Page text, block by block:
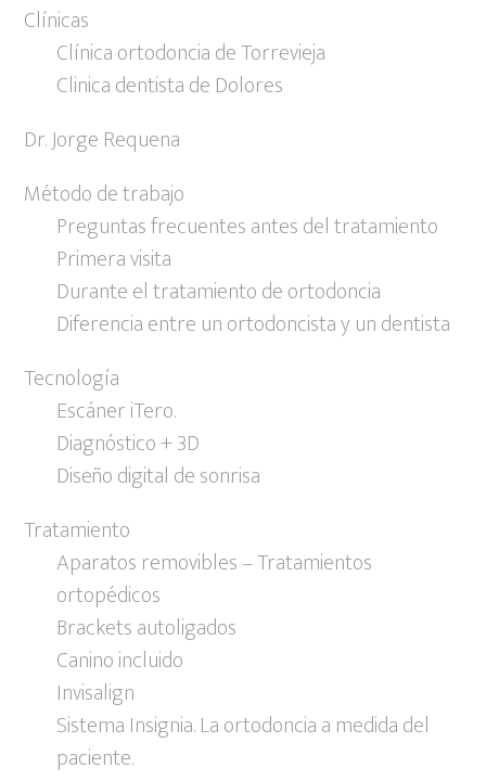
Clínicas
Clínica ortodoncia de Torrevieja
Clinica dentista de Dolores
Dr. Jorge Requena
Método de trabajo
Preguntas frecuentes antes del tratamiento
Primera visita
Durante el tratamiento de ortodoncia
Diferencia entre un ortodoncista y un dentista
Tecnología
Escáner iTero.
Diagnóstico + 3D
Diseño digital de sonrisa
Tratamiento
Aparatos removibles – Tratamientos
ortopédicos
Brackets autoligados
Canino incluido
Invisalign
Sistema Insignia. La ortodoncia a medida del
paciente.